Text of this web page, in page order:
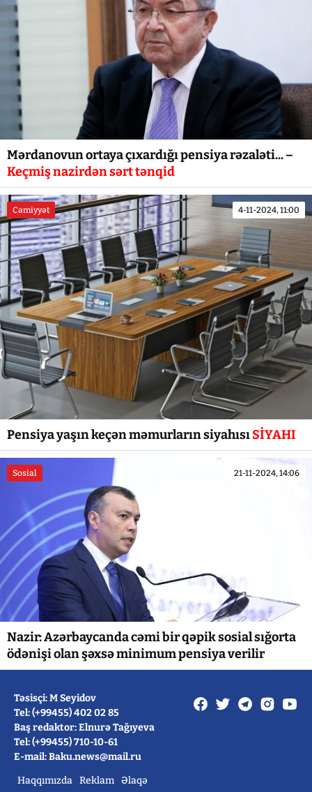
Mərdanovun ortaya çıxardığı pensiya rəzaləti... –
Keçmiş nazirdən sərt tənqid
Cəmiyyət 4-11-2024, 11:00
Pensiya yaşın keçən məmurların siyahısıSİYAHI
Sosial 21-11-2024, 14:06
Nazir: Azərbaycanda cəmi bir qəpik sosial sığorta
ödənişi olan şəxsə minimum pensiya verilir
Təsisçi: M Seyidov
Tel: (+99455) 402 02 85
Baş redaktor: Elnurə Tağıyeva
Tel: (+99455) 710-10-61
E-mail: Baku.news@mail.ru
Haqqımızda Reklam Əlaqə